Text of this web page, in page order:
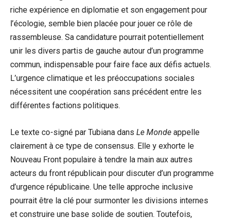
riche expérience en diplomatie et son engagement pour
l’écologie, semble bien placée pour jouer ce rôle de
rassembleuse. Sa candidature pourrait potentiellement
unir les divers partis de gauche autour d’un programme
commun, indispensable pour faire face aux défis actuels.
L’urgence climatique et les préoccupations sociales
nécessitent une coopération sans précédent entre les
différentes factions politiques.
Le texte co-signé par Tubiana dans Le Monde appelle
clairement à ce type de consensus. Elle y exhorte le
Nouveau Front populaire à tendre la main aux autres
acteurs du front républicain pour discuter d’un programme
d’urgence républicaine. Une telle approche inclusive
pourrait être la clé pour surmonter les divisions internes
et construire une base solide de soutien. Toutefois,